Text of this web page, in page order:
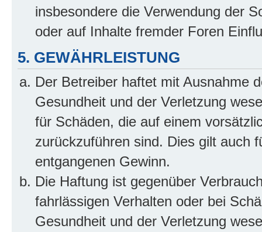
insbesondere die Verwendung der
oder auf Inhalte fremder Foren
5. GEWÄHRLEISTUNG
Der Betreiber haftet mit Ausnahme
Gesundheit und der Verletzung
für Schäden, die auf einem
zurückzuführen sind. Dies gilt auch
entgangenen Gewinn.
Die Haftung ist gegenüber
fahrlässigen Verhalten oder bei
Gesundheit und der Verletzung